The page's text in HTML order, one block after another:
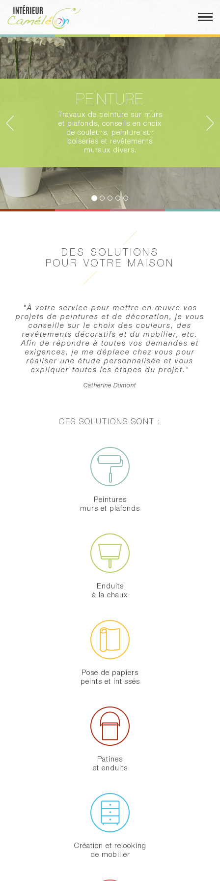
PEINTURE
Travaux de peinture sur murs
et plafonds, conseils en choix
de couleurs, peinture sur
boiseries et revêtements
muraux divers.
DES SOLUTIONS
POUR VOTRE MAISON
"À votre service pour mettre en œuvre vos
projets de peintures et de décoration, je vous
conseille sur le choix des couleurs, des
revêtements décoratifs et du mobilier, etc.
Afin de répondre à toutes vos demandes et
exigences, je me déplace chez vous pour
réaliser une étude personnalisée et vous
expliquer toutes les étapes du projet."
Catherine Dumont
CES SOLUTIONS SONT :
Peintures
murs et plafonds
Enduits
à la chaux
Pose de papiers
peints et intissés
Patines
et enduits
Création et relooking
de mobilier